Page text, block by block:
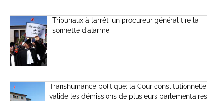
Tribunaux à l’arrêt: un procureur général tire la
sonnette d’alarme
Transhumance politique: la Cour constitutionnelle
valide les démissions de plusieurs parlementaires